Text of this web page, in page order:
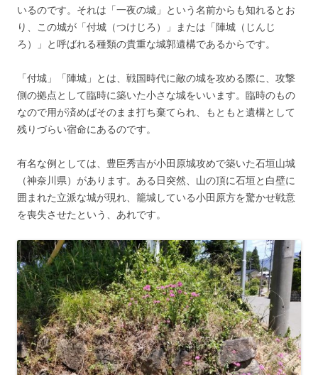
いるのです。それは「一夜の城」という名前からも知れるとお
り、この城が「付城（つけじろ）」または「陣城（じんじ
ろ）」と呼ばれる種類の貴重な城郭遺構であるからです。
「付城」「陣城」とは、戦国時代に敵の城を攻める際に、攻撃
側の拠点として臨時に築いた小さな城をいいます。臨時のもの
なので用が済めばそのまま打ち棄てられ、もともと遺構として
残りづらい宿命にあるのです。
有名な例としては、豊臣秀吉が小田原城攻めで築いた石垣山城
（神奈川県）があります。ある日突然、山の頂に石垣と白壁に
囲まれた立派な城が現れ、籠城している小田原方を驚かせ戦意
を喪失させたという、あれです。